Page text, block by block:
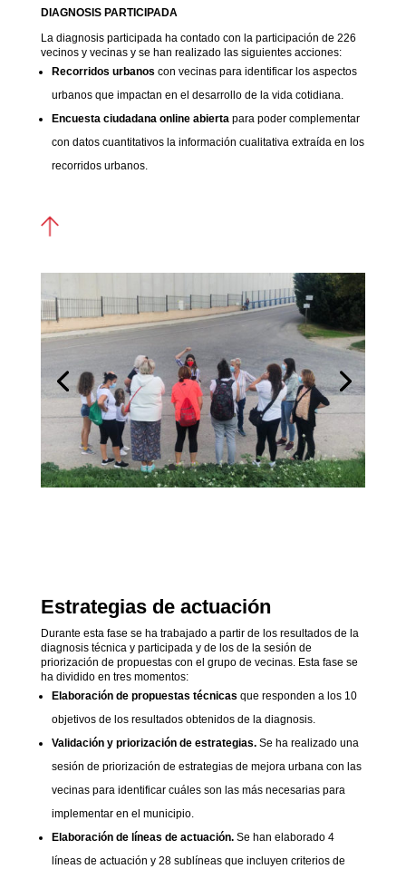
DIAGNOSIS PARTICIPADA
La diagnosis participada ha contado con la participación de 226
vecinos y vecinas y se han realizado las siguientes acciones:
Recorridos urbanos con vecinas para identificar los aspectos
urbanos que impactan en el desarrollo de la vida cotidiana.
Encuesta ciudadana online abiertapara poder complementar
con datos cuantitativos la información cualitativa extraída en los
recorridos urbanos.
Estrategias de actuación
Durante esta fase se ha trabajado a partir de los resultados de la
diagnosis técnica y participada y de los de la sesión de
priorización de propuestas con el grupo de vecinas. Esta fase se
ha dividido en tres momentos:
Elaboración de propuestas técnicas que responden a los 10
objetivos de los resultados obtenidos de la diagnosis.
Validación y priorización de estrategias.Se ha realizado una
sesión de priorización de estrategias de mejora urbana con las
vecinas para identificar cuáles son las más necesarias para
implementar en el municipio.
Elaboración de líneas de actuación.Se han elaborado 4
líneas de actuación y 28 sublíneas que incluyen criterios de